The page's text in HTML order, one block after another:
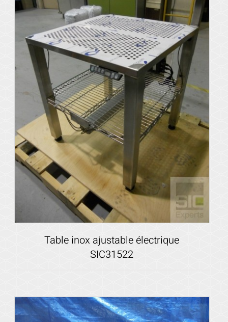
Table inox ajustable électrique
SIC31522